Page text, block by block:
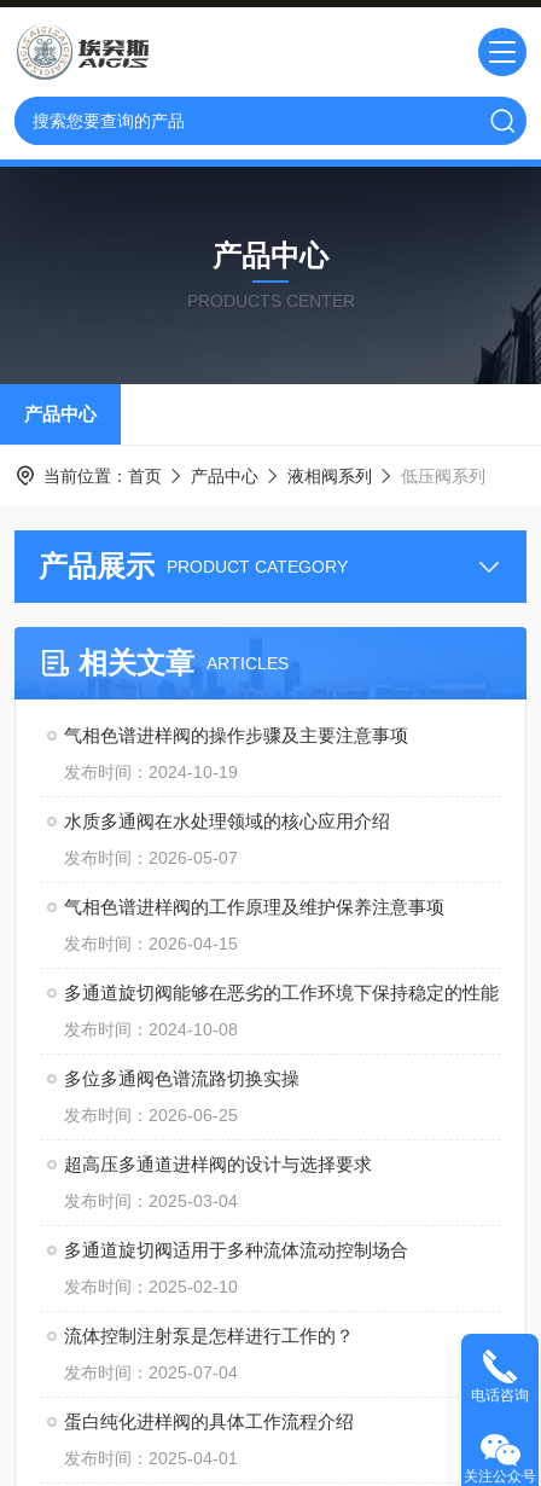
产品中心
PRODUCTS CENTER
产品中心
当前位置： 首页 产品中心 液相阀系列 低压阀系列
产品展示 PRODUCT CATEGORY
相关文章 ARTICLES
气相色谱进样阀的操作步骤及主要注意事项
发布时间：2024-10-19
水质多通阀在水处理领域的核心应用介绍
发布时间：2026-05-07
气相色谱进样阀的工作原理及维护保养注意事项
发布时间：2026-04-15
多通道旋切阀能够在恶劣的工作环境下保持稳定的性能
发布时间：2024-10-08
多位多通阀色谱流路切换实操
发布时间：2026-06-25
超高压多通道进样阀的设计与选择要求
发布时间：2025-03-04
多通道旋切阀适用于多种流体流动控制场合
发布时间：2025-02-10
流体控制注射泵是怎样进行工作的？
发布时间：2025-07-04
蛋白纯化进样阀的具体工作流程介绍
发布时间：2025-04-01
电话咨询
关注公众号